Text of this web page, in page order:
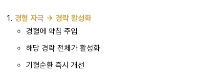
경혈 자극 → 경락 활성화
경혈에 약침 주입
해당 경락 전체가 활성화
기혈순환 즉시 개선